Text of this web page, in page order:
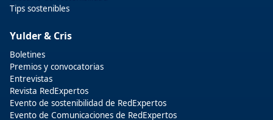
Tips sostenibles
Yulder & Cris
Boletines
Premios y convocatorias
Entrevistas
Revista RedExpertos
Evento de sostenibilidad de RedExpertos
Evento de Comunicaciones de RedExpertos